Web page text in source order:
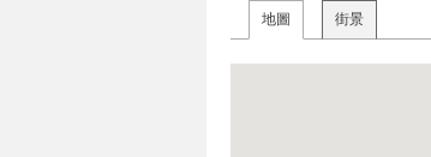
地圖 街景